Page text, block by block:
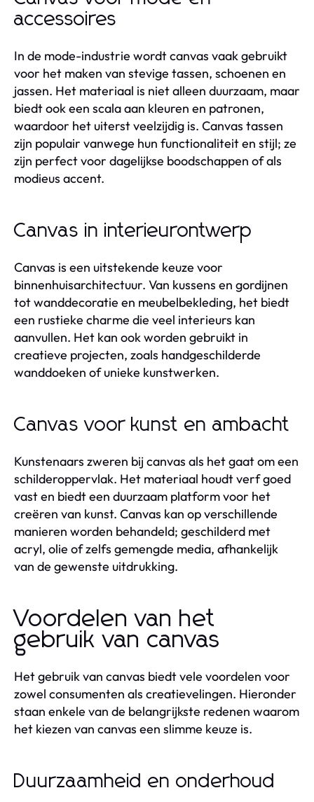
accessoires
In de mode-industrie wordt canvas vaak gebruikt
voor het maken van stevige tassen, schoenen en
jassen. Het materiaal is niet alleen duurzaam, maar
biedt ook een scala aan kleuren en patronen,
waardoor het uiterst veelzijdig is. Canvas tassen
zijn populair vanwege hun functionaliteit en stijl; ze
zijn perfect voor dagelijkse boodschappen of als
modieus accent.
Canvas in interieurontwerp
Canvas is een uitstekende keuze voor
binnenhuisarchitectuur. Van kussens en gordijnen
tot wanddecoratie en meubelbekleding, het biedt
een rustieke charme die veel interieurs kan
aanvullen. Het kan ook worden gebruikt in
creatieve projecten, zoals handgeschilderde
wanddoeken of unieke kunstwerken.
Canvas voor kunst en ambacht
Kunstenaars zweren bij canvas als het gaat om een
schilderoppervlak. Het materiaal houdt verf goed
vast en biedt een duurzaam platform voor het
creëren van kunst. Canvas kan op verschillende
manieren worden behandeld; geschilderd met
acryl, olie of zelfs gemengde media, afhankelijk
van de gewenste uitdrukking.
Voordelen van het
gebruik van canvas
Het gebruik van canvas biedt vele voordelen voor
zowel consumenten als creatievelingen. Hieronder
staan enkele van de belangrijkste redenen waarom
het kiezen van canvas een slimme keuze is.
Duurzaamheid en onderhoud